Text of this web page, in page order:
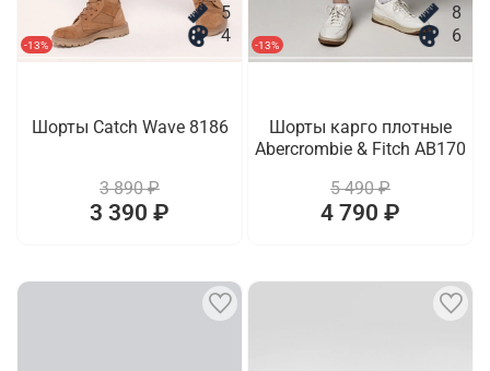
-13%
5
4
Шорты Catch Wave 8186
3 890 ₽
3 390 ₽
-13%
8
6
Шорты карго плотные
Abercrombie & Fitch AB170
5 490 ₽
4 790 ₽